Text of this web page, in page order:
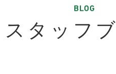
BLOG
スタッフ